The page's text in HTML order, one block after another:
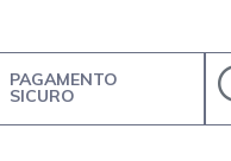
PAGAMENTO
SICURO